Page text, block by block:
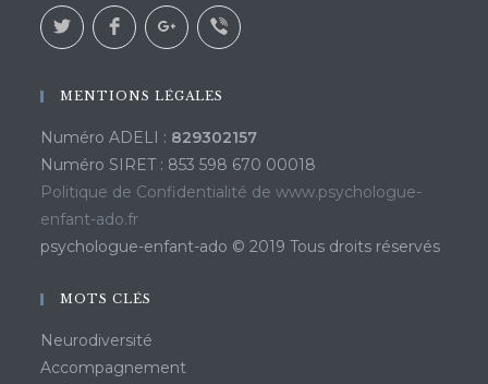
MENTIONS LÉGALES
Numéro ADELI : 829302157
Numéro SIRET : 853 598 670 00018
Politique de Confidentialité de www.psychologue-
enfant-ado.fr
psychologue-enfant-ado © 2019 Tous droits réservés
MOTS CLÉS
Neurodiversité
Accompagnement